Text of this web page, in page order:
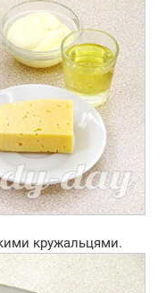
кружальцями.